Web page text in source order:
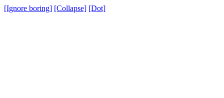
[Ignore boring] [Collapse] [Dot]